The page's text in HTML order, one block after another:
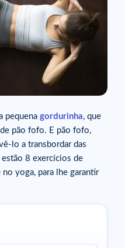
pequena gordurinha, que
pão fofo. E pão fofo,
lo a transbordar das
estão 8 exercícios de
yoga, para lhe garantir